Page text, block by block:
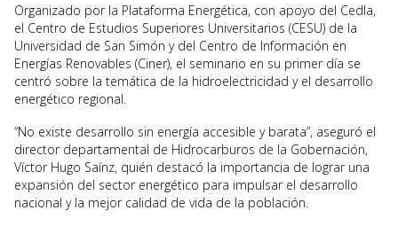
Organizado por la Plataforma Energética, con apoyo del Cedla,
el Centro de Estudios Superiores Universitarios (CESU) de la
Universidad de San Simón y del Centro de Información en
Energías Renovables (Ciner), el seminario en su primer día se
centró sobre la temática de la hidroelectricidad y el desarrollo
energético regional.
“No existe desarrollo sin energía accesible y barata”, aseguró el
director departamental de Hidrocarburos de la Gobernación,
Víctor Hugo Saínz, quién destacó la importancia de lograr una
expansión del sector energético para impulsar el desarrollo
nacional y la mejor calidad de vida de la población.